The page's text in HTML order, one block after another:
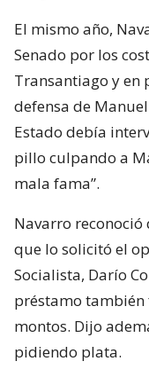
El mismo año,
Senado por los
Transantiago y en
defensa de
Estado debía
pillo culpando a
mala fama”.
Navarro
que lo solicitó el
Socialista, Darío
préstamo también
montos. Dijo
pidiendo plata.